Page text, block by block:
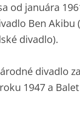
od januára
Ben Akibu
divadlo).
divadlo
1947 a